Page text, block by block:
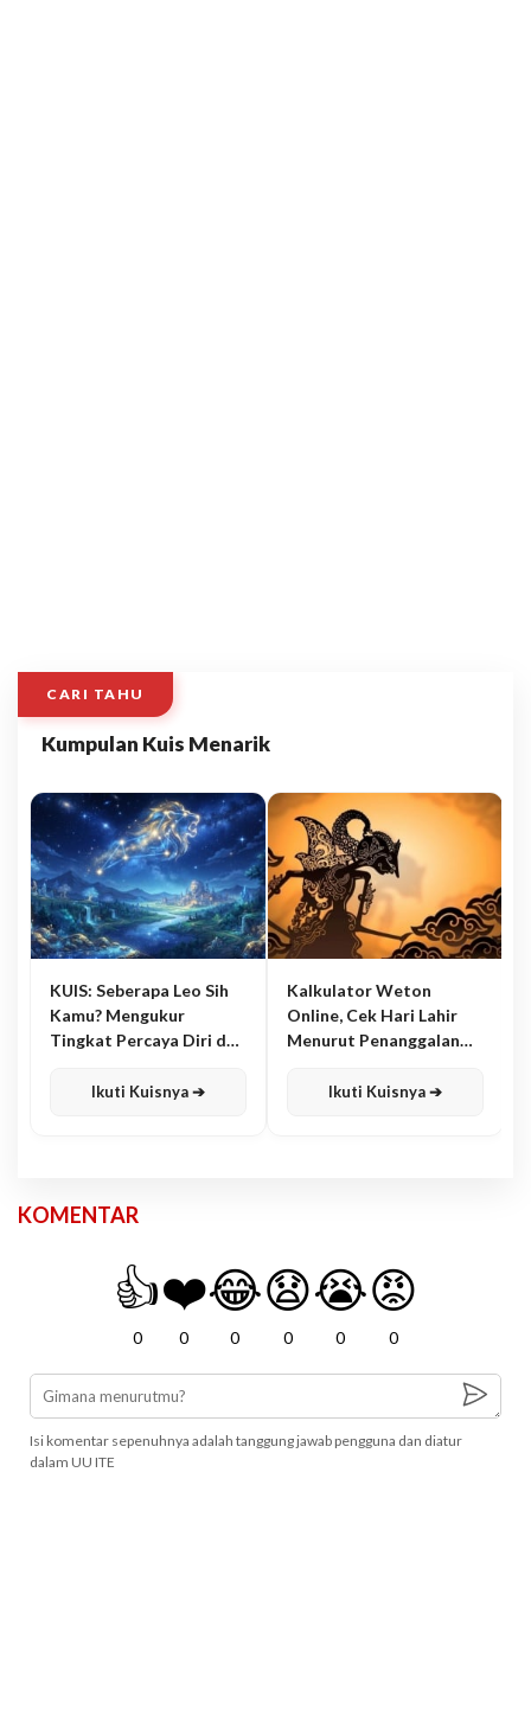
CARI TAHU
Kumpulan Kuis Menarik
KUIS: Seberapa Leo Sih
Kamu? Mengukur
Tingkat Percaya Diri dan
Ikuti Kuisnya ➔
Kalkulator Weton
Online, Cek Hari Lahir
Menurut Penanggalan
Ikuti Kuisnya ➔
KOMENTAR
👍
0
❤️
0
😂
0
😧
0
😭
0
😡
0
Isi komentar sepenuhnya adalah tanggung jawab pengguna dan diatur
dalam UU ITE